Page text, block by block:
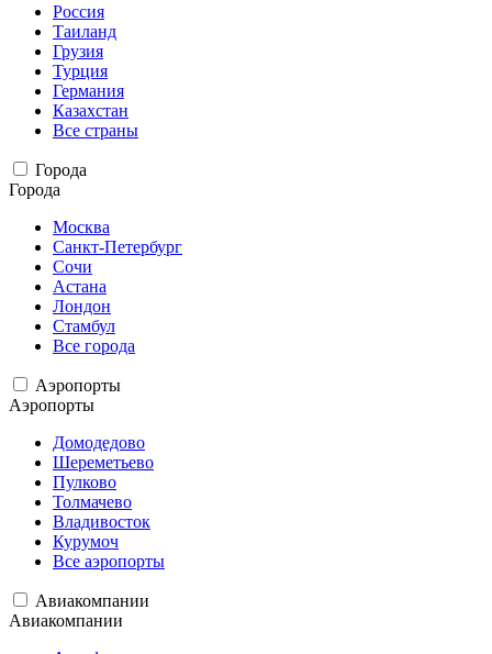
Россия
Таиланд
Грузия
Турция
Германия
Казахстан
Все страны
Города
Города
Москва
Санкт-Петербург
Сочи
Астана
Лондон
Стамбул
Все города
Аэропорты
Аэропорты
Домодедово
Шереметьево
Пулково
Толмачево
Владивосток
Курумоч
Все аэропорты
Авиакомпании
Авиакомпании